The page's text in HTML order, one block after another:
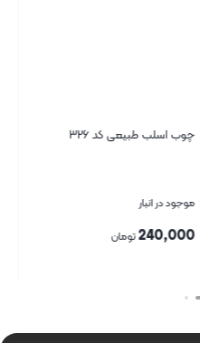
چوب اسلب طبیعی کد ۳۲۶
موجود در انبار
240,000تومان
بستن